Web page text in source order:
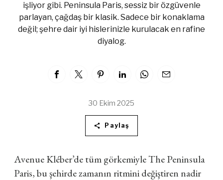
işliyor gibi. Peninsula Paris, sessiz bir özgüvenle
parlayan, çağdaş bir klasik. Sadece bir konaklama
değil; şehre dair iyi hislerinizle kurulacak en rafine
diyalog.
30 Ekim 2025
Paylaş
Avenue Kléber’de tüm görkemiyle The Peninsula
Paris, bu şehirde zamanın ritmini değiştiren nadir